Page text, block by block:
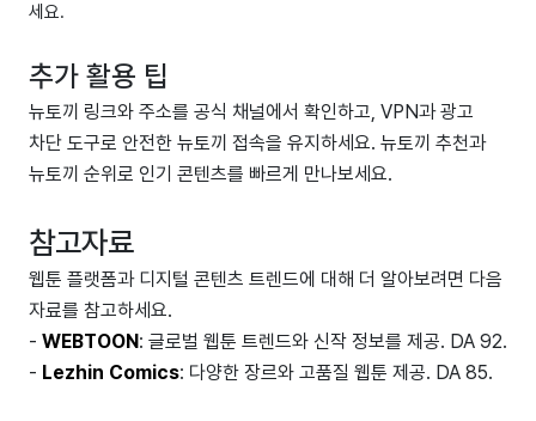
세요.
추가 활용 팁
뉴토끼 링크와 주소를 공식 채널에서 확인하고, VPN과 광고
차단 도구로 안전한 뉴토끼 접속을 유지하세요. 뉴토끼 추천과
뉴토끼 순위로 인기 콘텐츠를 빠르게 만나보세요.
참고자료
웹툰 플랫폼과 디지털 콘텐츠 트렌드에 대해 더 알아보려면 다음
자료를 참고하세요.
- WEBTOON : 글로벌 웹툰 트렌드와 신작 정보를 제공. DA 92.
- Lezhin Comics: 다양한 장르와 고품질 웹툰 제공. DA 85.